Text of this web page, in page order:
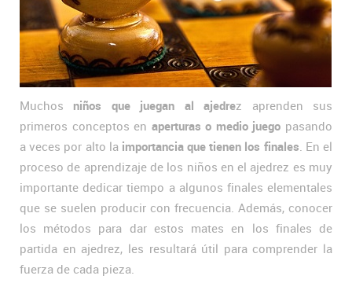
Muchos niños que juegan al ajedrez aprenden sus
primeros conceptos en aperturas o medio juego pasando
a veces por alto la importancia que tienen los finales . En el
proceso de aprendizaje de los niños en el ajedrez es muy
importante dedicar tiempo a algunos finales elementales
que se suelen producir con frecuencia. Además, conocer
los métodos para dar estos mates en los finales de
partida en ajedrez, les resultará útil para comprender la
fuerza de cada pieza.